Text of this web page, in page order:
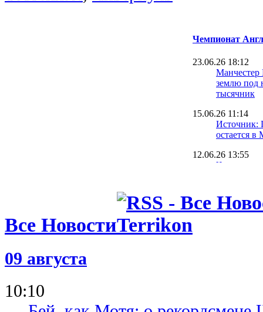
Чемпионат
23.06.26 18:12
землю под
тысячник
15.06.26 11:14
Источник:
остается в
12.06.26 13:55
Что за
11.06.26 19:20
Все Новости
09 августа
10:10